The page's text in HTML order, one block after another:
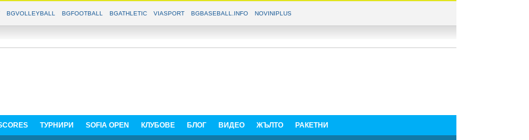
BGVOLLEYBALL BGFOOTBALL BGATHLETIC VIASPORT BGBASEBALL.INFO NOVINIPLUS
ТУРНИРИ SOFIA OPEN КЛУБОВЕ БЛОГ ВИДЕО ЖЪЛТО РАКЕТНИ